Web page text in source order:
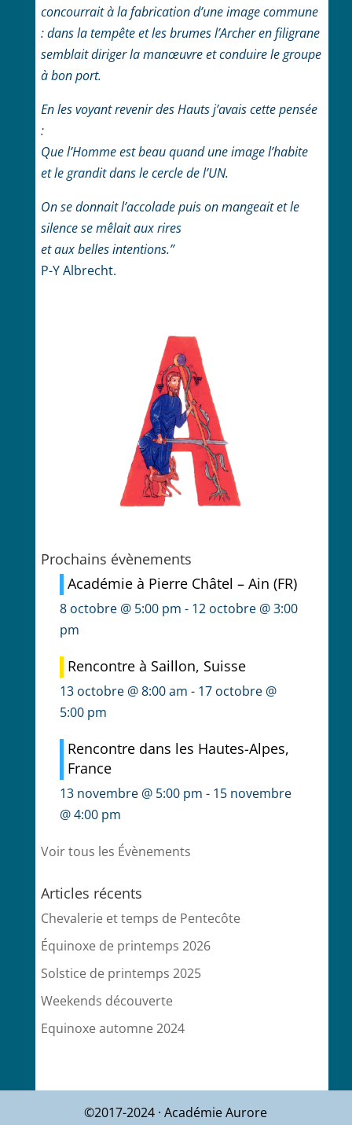
concourrait à la fabrication d’une image commune
: dans la tempête et les brumes l’Archer en filigrane
semblait diriger la manœuvre et conduire le groupe
à bon port.
En les voyant revenir des Hauts j’avais cette pensée
:
Que l’Homme est beau quand une image l’habite
et le grandit dans le cercle de l’UN.
On se donnait l’accolade puis on mangeait et le
silence se mêlait aux rires
et aux belles intentions.”
P-Y Albrecht.
Prochains évènements
Académie à Pierre Châtel – Ain (FR)
8 octobre @ 5:00 pm - 12 octobre @ 3:00
pm
Rencontre à Saillon, Suisse
13 octobre @ 8:00 am - 17 octobre @
5:00 pm
Rencontre dans les Hautes-Alpes,
France
13 novembre @ 5:00 pm - 15 novembre
@ 4:00 pm
Voir tous les Évènements
Articles récents
Chevalerie et temps de Pentecôte
Équinoxe de printemps 2026
Solstice de printemps 2025
Weekends découverte
Equinoxe automne 2024
©2017-2024 · Académie Aurore